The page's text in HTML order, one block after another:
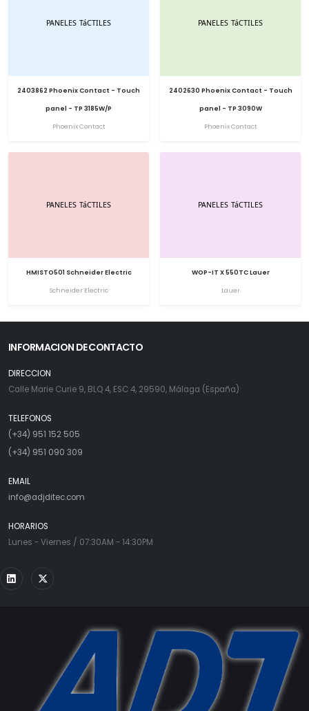
2403862 Phoenix Contact - Touch
panel - TP 3185W/P
Phoenix Contact
2402630 Phoenix Contact - Touch
panel - TP 3090W
Phoenix Contact
HMISTO501 Schneider Electric
Schneider Electric
WOP-IT X 550TC Lauer
Lauer
INFORMACION DE CONTACTO
DIRECCION
Calle Marie Curie 9, BLQ 4, ESC 4, 29590, Málaga (España)
TELEFONOS
(+34) 951 152 505
(+34) 951 090 309
EMAIL
info@adjditec.com
HORARIOS
Lunes - Viernes / 07:30AM - 14:30PM